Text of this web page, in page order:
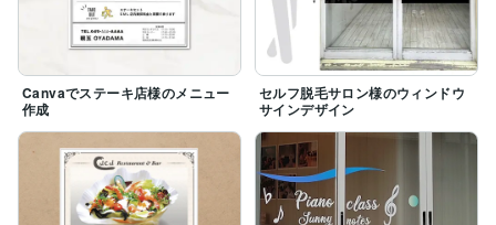
Canvaでステーキ店様のメニュー
作成
セルフ脱毛サロン様のウィンドウ
サインデザイン